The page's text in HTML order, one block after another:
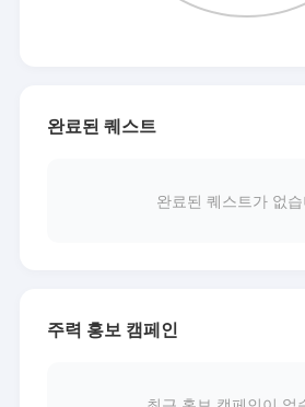
완료된 퀘스트
완료된 퀘스트가 없
주력 홍보 캠페인